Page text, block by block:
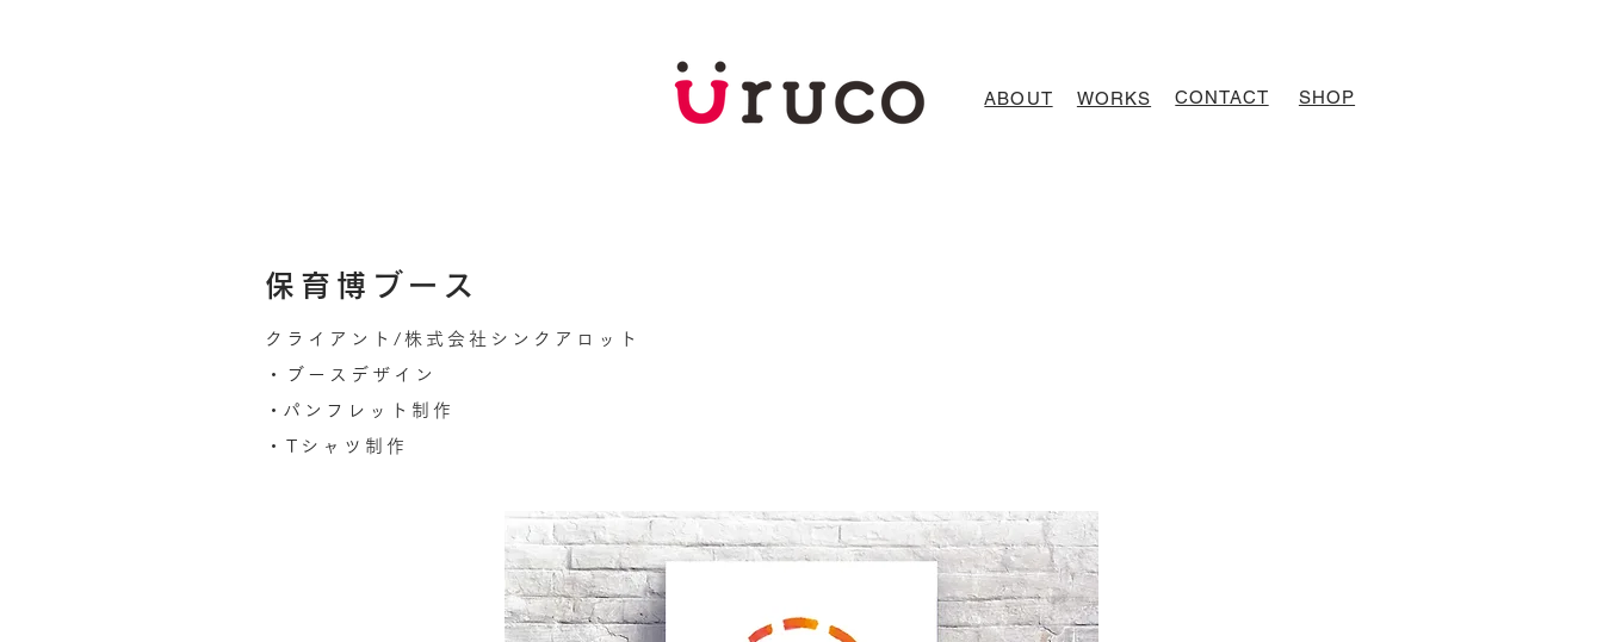
ABOUT WORKS CONTACT SHOP
保育博ブース
クライアント/株式会社シンクアロット
・ブースデザイン
​・パンフレット制作
・Tシャツ制作